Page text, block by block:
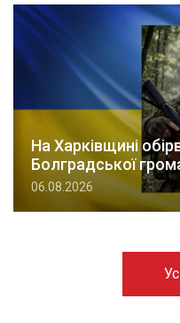
На Харківщині
Болградської
06.08.2026